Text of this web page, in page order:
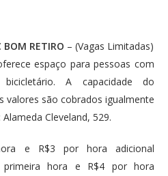
BOM RETIRO – (Vagas Limitadas)
espaço para pessoas com
A capacidade do
valores são cobrados igualmente
Cleveland, 529.
e R$3 por hora adicional
primeira hora e R$4 por hora